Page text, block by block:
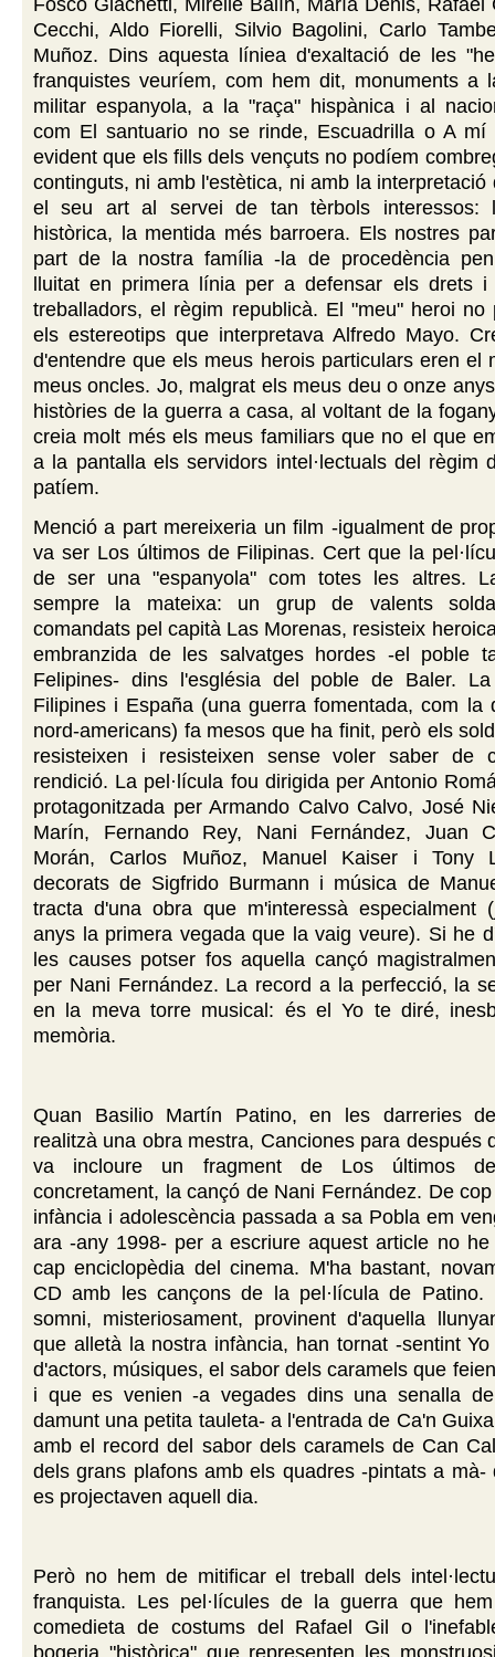
Cecchi, Aldo Fiorelli, Silvio Bagolini, Carlo
Muñoz. Dins aquesta líniea d'exaltació de les
franquistes veuríem, com hem dit, monuments a
militar espanyola, a la "raça" hispànica i al
com El santuario no se rinde, Escuadrilla o A mí
evident que els fills dels vençuts no podíem
continguts, ni amb l'estètica, ni amb la interpretació
el seu art al servei de tan tèrbols interessos:
històrica, la mentida més barroera. Els nostres
part de la nostra família -la de procedència
lluitat en primera línia per a defensar els drets i
treballadors, el règim republicà. El "meu" heroi no
els estereotips que interpretava Alfredo Mayo.
d'entendre que els meus herois particulars eren el
meus oncles. Jo, malgrat els meus deu o onze
històries de la guerra a casa, al voltant de la
creia molt més els meus familiars que no el que
a la pantalla els servidors intel·lectuals del règim
patíem.
Menció a part mereixeria un film -igualment de
va ser Los últimos de Filipinas. Cert que la
de ser una "espanyola" com totes les altres.
sempre la mateixa: un grup de valents
comandats pel capità Las Morenas, resisteix
embranzida de les salvatges hordes -el poble
Felipines- dins l'església del poble de Baler.
Filipines i España (una guerra fomentada, com la
nord-americans) fa mesos que ha finit, però els
resisteixen i resisteixen sense voler saber de
rendició. La pel·lícula fou dirigida per Antonio
protagonitzada per Armando Calvo Calvo, José
Marín, Fernando Rey, Nani Fernández, Juan
Morán, Carlos Muñoz, Manuel Kaiser i Tony
decorats de Sigfrido Burmann i música de
tracta d'una obra que m'interessà especialment
anys la primera vegada que la vaig veure). Si he
les causes potser fos aquella cançó
per Nani Fernández. La record a la perfecció, la
en la meva torre musical: és el Yo te diré,
memòria.
Quan Basilio Martín Patino, en les darreries
realitzà una obra mestra, Canciones para después
va incloure un fragment de Los últimos
concretament, la cançó de Nani Fernández. De
infància i adolescència passada a sa Pobla em
ara -any 1998- per a escriure aquest article no
cap enciclopèdia del cinema. M'ha bastant,
CD amb les cançons de la pel·lícula de
somni, misteriosament, provinent d'aquella
que alletà la nostra infància, han tornat -sentint
d'actors, músiques, el sabor dels caramels que
i que es venien -a vegades dins una senalla
damunt una petita tauleta- a l'entrada de Ca'n
amb el record del sabor dels caramels de Can
dels grans plafons amb els quadres -pintats a mà-
es projectaven aquell dia.
Però no hem de mitificar el treball dels
franquista. Les pel·lícules de la guerra que
comedieta de costums del Rafael Gil o
bogeria "històrica" que representen les